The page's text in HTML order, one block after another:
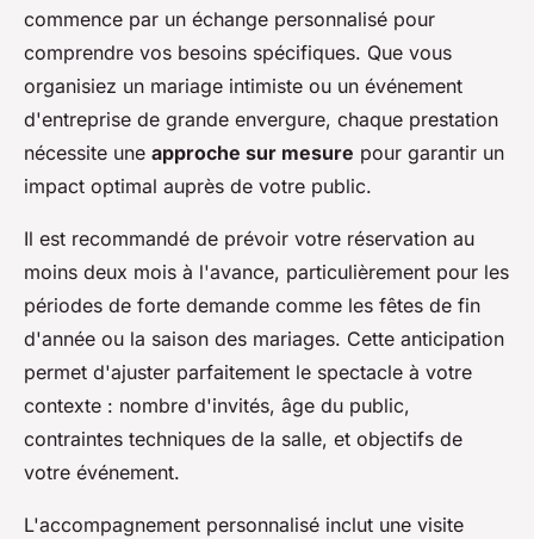
commence par un échange personnalisé pour
comprendre vos besoins spécifiques. Que vous
organisiez un mariage intimiste ou un événement
d'entreprise de grande envergure, chaque prestation
nécessite une approche sur mesure pour garantir un
impact optimal auprès de votre public.
Il est recommandé de prévoir votre réservation au
moins deux mois à l'avance, particulièrement pour les
périodes de forte demande comme les fêtes de fin
d'année ou la saison des mariages. Cette anticipation
permet d'ajuster parfaitement le spectacle à votre
contexte : nombre d'invités, âge du public,
contraintes techniques de la salle, et objectifs de
votre événement.
L'accompagnement personnalisé inclut une visite